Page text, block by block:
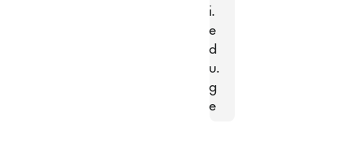
i.
e
d
u.
g
e